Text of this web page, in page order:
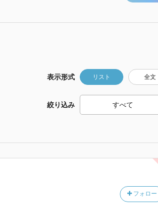
表示形式 リスト 全文
絞り込み
フォロー